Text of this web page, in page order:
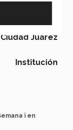
Binacional,
Juárez
Institución
i en